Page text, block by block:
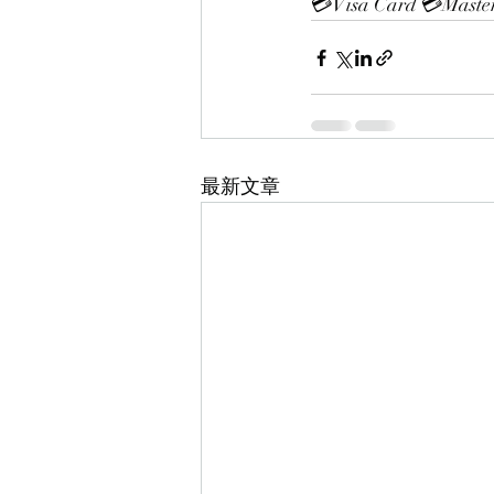
最新文章